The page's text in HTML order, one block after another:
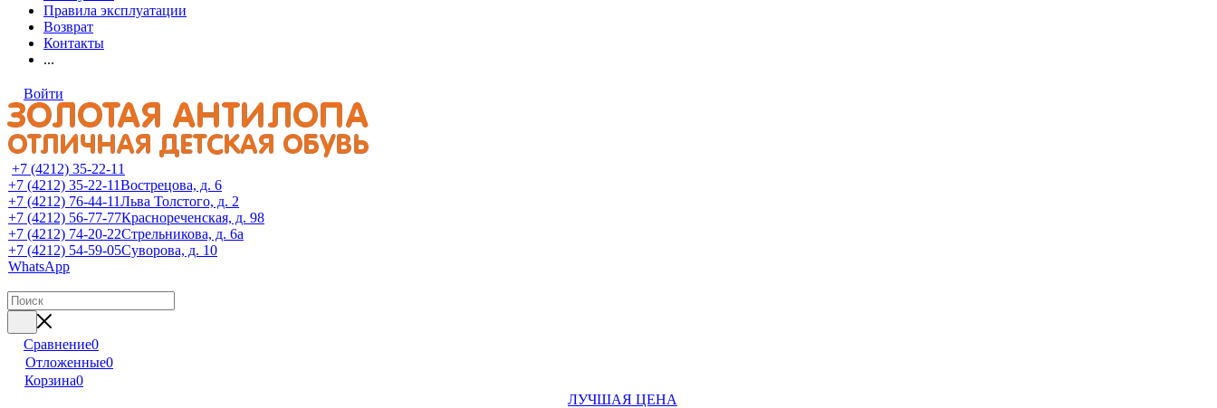
Правила эксплуатации
Возврат
Контакты
...
Войти
+7 (4212) 35-22-11
+7 (4212) 35-22-11Вострецова, д. 6
+7 (4212) 76-44-11Льва Толстого, д. 2
+7 (4212) 56-77-77Краснореченская, д. 98
+7 (4212) 74-20-22Стрельникова, д. 6а
+7 (4212) 54-59-05Суворова, д. 10
WhatsApp
Сравнение0
Отложенные0
Корзина0
ЛУЧШАЯ ЦЕНА